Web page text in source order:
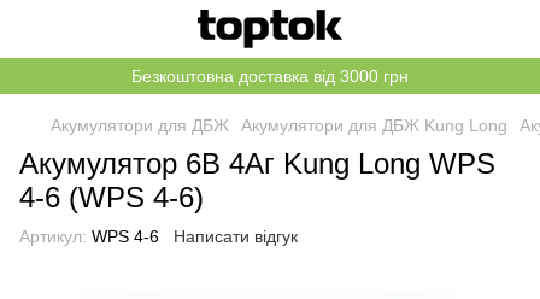
Безкоштовна доставка від 3000 грн
Акумулятори для ДБЖ Акумулятори для ДБЖ Kung Long
Акумулятор 6В 4Аг Kung Long WPS
4-6 (WPS 4-6)
Артикул: WPS 4-6 Написати відгук